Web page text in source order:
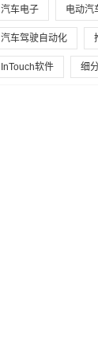
汽车电子 电动汽
汽车驾驶自动化
InTouch软件 细